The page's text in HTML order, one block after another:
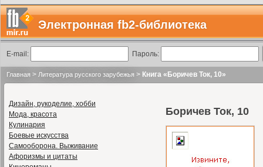
Электронная fb2-библиотека
E-mail: Пароль:
Главная > Литература русского зарубежья > Книга «Боричев Ток, 10»
Дизайн, рукоделие, хобби
Мода, красота
Кулинария
Боевые искусства
Самооборона. Выживание
Афоризмы и цитаты
Боричев Ток, 10